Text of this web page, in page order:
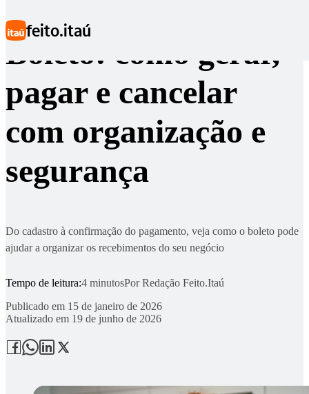
feito.itaú
Boleto: como gerar,
pagar e cancelar
com organização e
segurança
Do cadastro à confirmação do pagamento, veja como o boleto pode
ajudar a organizar os recebimentos do seu negócio
Tempo de leitura:4 minutosPorRedação Feito.Itaú
Publicado em 15 de janeiro de 2026
Atualizado em 19 de junho de 2026